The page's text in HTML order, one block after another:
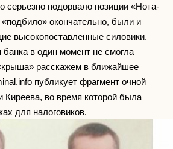
серьезно подорвало позиции «Нота-
окончательно, были и
высокопоставленные силовики.
в один момент не смогла
расскажем в ближайшее
публикует фрагмент очной
Киреева, во время которой была
для налоговиков.